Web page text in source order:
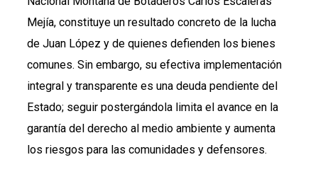
Mejía, constituye un resultado concreto de la lucha
de Juan López y de quienes defienden los bienes
comunes. Sin embargo, su efectiva implementación
integral y transparente es una deuda pendiente del
Estado; seguir postergándola limita el avance en la
garantía del derecho al medio ambiente y aumenta
los riesgos para las comunidades y defensores.